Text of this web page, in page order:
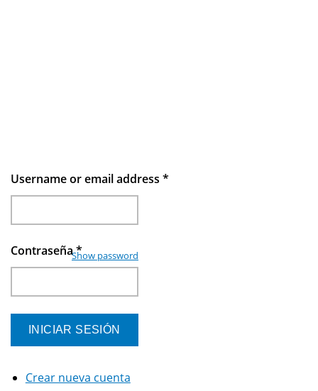
Username or email address *
Contraseña*
Show password
Crear nueva cuenta